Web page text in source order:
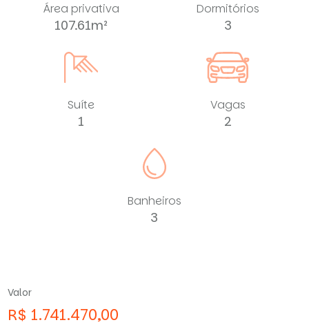
Área privativa
107.61m²
Dormitórios
3
Suíte
1
Vagas
2
Banheiros
3
Valor
R$ 1.741.470,00